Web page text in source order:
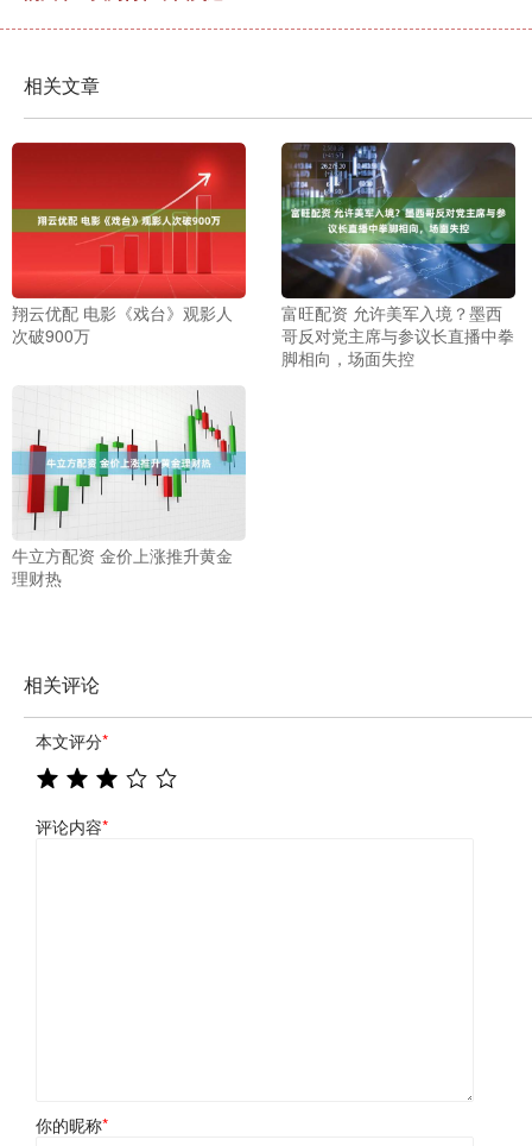
相关文章
翔云优配 电影《戏台》观影人
次破900万
富旺配资 允许美军入境？墨西
哥反对党主席与参议长直播中拳
脚相向，场面失控
牛立方配资 金价上涨推升黄金
理财热
相关评论
本文评分*
评论内容*
你的昵称*